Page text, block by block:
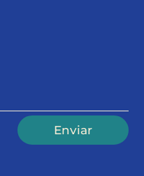
Enviar